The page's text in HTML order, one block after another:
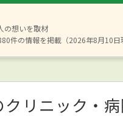
の想いを取材
件の情報を掲載（2026年8月10日
クリニック・